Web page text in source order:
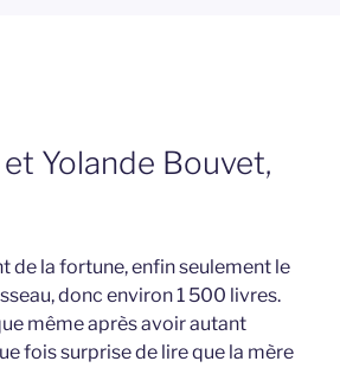
Yolande Bouvet,
de la fortune, enfin seulement le
donc environ 1 500 livres.
même après avoir autant
fois surprise de lire que la mère